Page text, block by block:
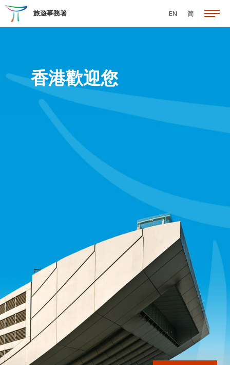
跳至主要內容
旅遊事務署 EN 简
香港歡迎您